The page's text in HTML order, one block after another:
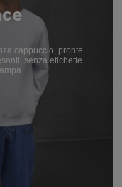
cappuccio, pronte
senza etichette